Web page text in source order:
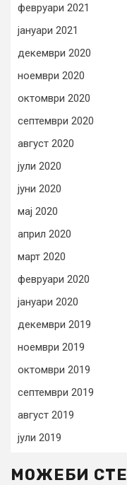
февруари 2021
јануари 2021
декември 2020
ноември 2020
октомври 2020
септември 2020
август 2020
јули 2020
јуни 2020
мај 2020
април 2020
март 2020
февруари 2020
јануари 2020
декември 2019
ноември 2019
октомври 2019
септември 2019
август 2019
јули 2019
МОЖЕБИ